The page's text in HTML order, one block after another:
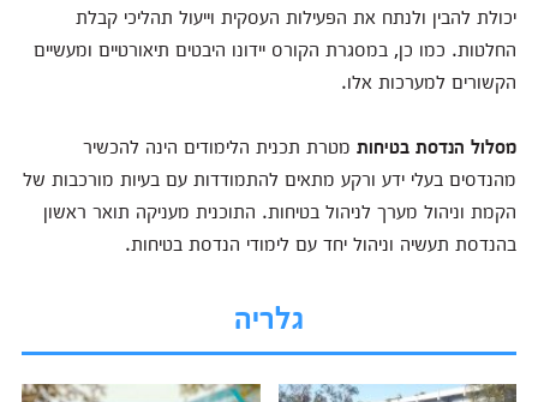
יכולת להבין ולנתח את הפעילות העסקית וייעול תהליכי קבלת
החלטות. כמו כן, במסגרת הקורס יידונו היבטים תיאורטיים ומעשיים
הקשורים למערכות אלו.
מסלול הנדסת בטיחותמטרת תכנית הלימודים הינה להכשיר
מהנדסים בעלי ידע ורקע מתאים להתמודדות עם בעיות מורכבות של
הקמת וניהול מערך לניהול בטיחות. התוכנית מעניקה תואר ראשון
בהנדסת תעשיה וניהול יחד עם לימודי הנדסת בטיחות.
גלריה